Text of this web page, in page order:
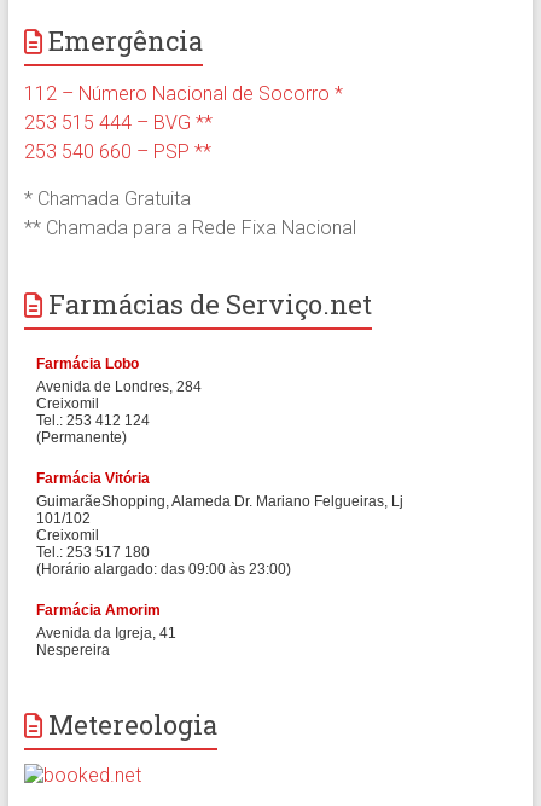
Emergência
112 – Número Nacional de Socorro *
253 515 444 – BVG **
253 540 660 – PSP **
* Chamada Gratuita
** Chamada para a Rede Fixa Nacional
Farmácias de Serviço.net
Metereologia